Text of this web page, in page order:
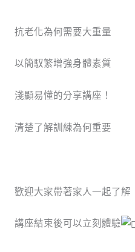
抗老化為何需要大重量
以簡馭繁增強身體素質
淺顯易懂的分享講座！
清楚了解訓練為何重要
歡迎大家帶著家人一起了解
講座結束後可以立刻體驗